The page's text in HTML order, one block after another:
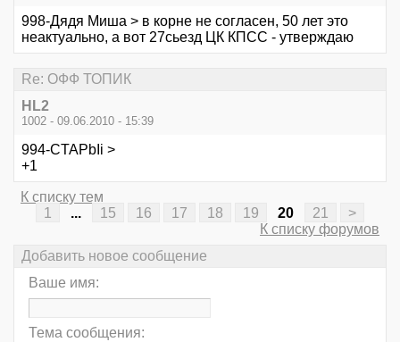
998-Дядя Миша > в корне не согласен, 50 лет это
неактуально, а вот 27сьезд ЦК КПСС - утверждаю
Re: ОФФ ТОПИК
HL2
1002 - 09.06.2010 - 15:39
994-CTAPbIi >
+1
К списку тем
1
... 15 16 17 18 19 20 21
>
К списку форумов
Добавить новое сообщение
Ваше имя:
Тема сообщения: